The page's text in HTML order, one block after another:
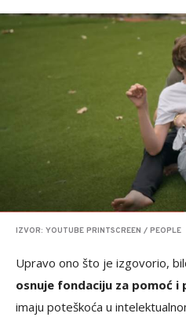
IZVOR: YOUTUBE PRINTSCREEN / PEOPLE
Upravo ono što je izgovorio,
osnuje fondaciju za pomoć i
imaju poteškoća u